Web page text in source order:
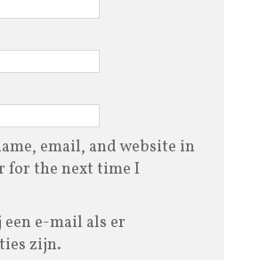
email, and website in
for the next time I
e-mail als er
zijn.